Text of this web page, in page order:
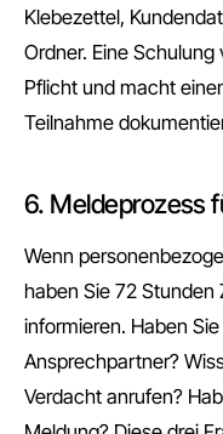
Klebezettel,
Ordner. Eine
Pflicht und macht
Teilnahme
6. Meldeprozess
Wenn
haben Sie 72 Stunden
informieren. Haben
Ansprechpartner?
Verdacht anrufen?